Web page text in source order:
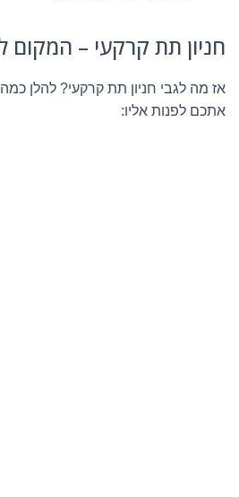
חניון תת קרקעי – המקום
אז מה לגבי חניון תת קרקעי? להלן
אתכם לפנות אליו: